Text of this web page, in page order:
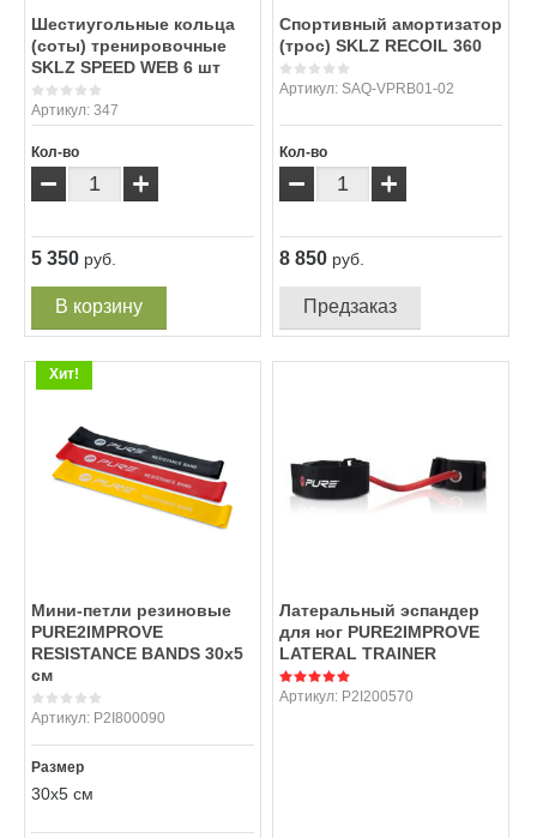
Шестиугольные кольца
(соты) тренировочные
SKLZ SPEED WEB 6 шт
Артикул: 347
Кол-во
− +
5 350 руб.
В корзину
Спортивный амортизатор
(трос) SKLZ RECOIL 360
Артикул:SAQ-VPRB01-02
Кол-во
− +
8 850 руб.
Предзаказ
Хит!
Мини-петли резиновые
PURE2IMPROVE
RESISTANCE BANDS 30x5
см
Артикул: P2I800090
Размер
30x5 см
Латеральный эспандер
для ног PURE2IMPROVE
LATERAL TRAINER
Артикул:P2I200570